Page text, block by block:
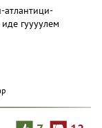
атлантици-
гуууулем